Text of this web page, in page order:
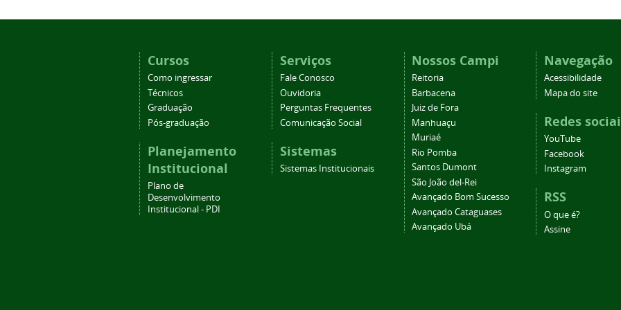
Cursos
Como ingressar
Técnicos
Graduação
Pós-graduação
Planejamento
Institucional
Plano de
Desenvolvimento
Institucional - PDI
Serviços
Fale Conosco
Ouvidoria
Perguntas Frequentes
Comunicação Social
Sistemas
Sistemas Institucionais
Nossos Campi
Reitoria
Barbacena
Juiz de Fora
Manhuaçu
Muriaé
Rio Pomba
Santos Dumont
São João del-Rei
Avançado Bom Sucesso
Avançado Cataguases
Avançado Ubá
Navegação
Acessibilidade
Mapa do site
Redes
YouTube
Facebook
Instagram
RSS
O que é?
Assine